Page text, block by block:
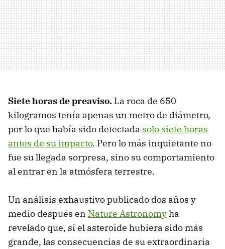
Siete horas de preaviso. La roca de 650
kilogramos tenía apenas un metro de diámetro,
por lo que había sido detectada solo siete horas
antes de su impacto. Pero lo más inquietante no
fue su llegada sorpresa, sino su comportamiento
al entrar en la atmósfera terrestre.
Un análisis exhaustivo publicado dos años y
medio después en Nature Astronomyha
revelado que, si el asteroide hubiera sido más
grande, las consecuencias de su extraordinaria